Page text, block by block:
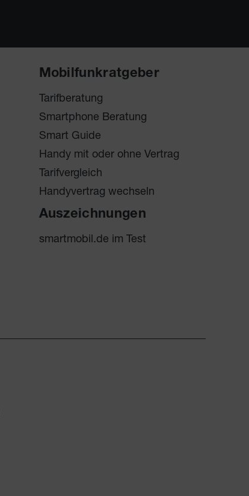
Mobilfunkratgeber
Tarifberatung
Smartphone Beratung
Smart Guide
Handy mit oder ohne Vertrag
Tarifvergleich
Handyvertrag wechseln
Auszeichnungen
smartmobil.de im Test